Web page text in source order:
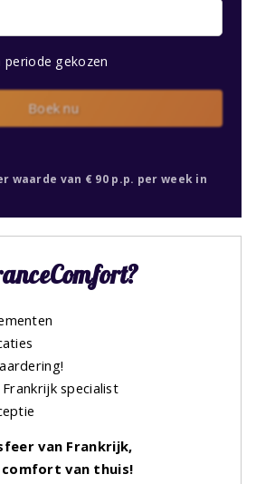
gekozen
Boek nu
waarde van € 90 p.p. per week in
specialist
van Frankrijk,
van thuis!